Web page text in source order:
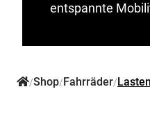
entspannte
/Shop/Fahrräder/